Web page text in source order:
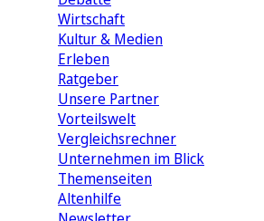
Wirtschaft
Kultur & Medien
Erleben
Ratgeber
Unsere Partner
Vorteilswelt
Vergleichsrechner
Unternehmen im Blick
Themenseiten
Altenhilfe